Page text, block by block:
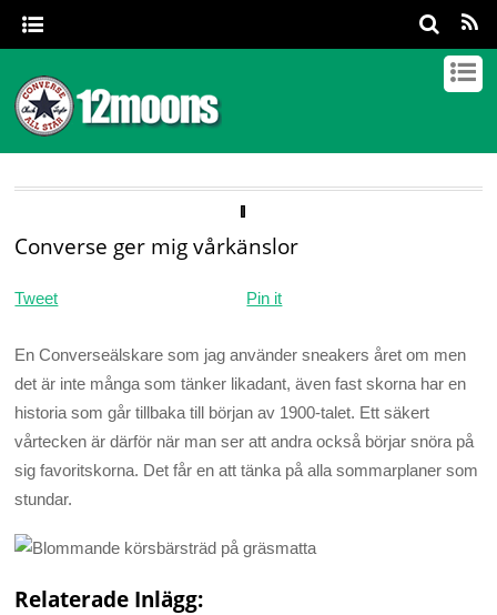
Converse ger mig vårkänslor
Tweet Pin it
En Converseälskare som jag använder sneakers året om men
det är inte många som tänker likadant, även fast skorna har en
historia som går tillbaka till början av 1900-talet. Ett säkert
vårtecken är därför när man ser att andra också börjar snöra på
sig favoritskorna. Det får en att tänka på alla sommarplaner som
stundar.
Relaterade Inlägg: